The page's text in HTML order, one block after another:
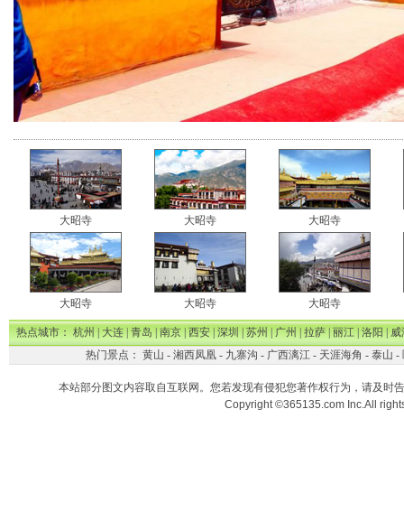
大昭寺 大昭寺 大昭寺
大昭寺 大昭寺 大昭寺
热点城市：杭州|大连|青岛|南京|西安|深圳|苏州|广州|拉萨|丽江|洛阳|威
热门景点： 黄山 - 湘西凤凰- 九寨沟 - 广西漓江- 天涯海角 - 泰山 -
本站部分图文内容取自互联网。您若发现有侵犯您著作权行为，请及时
Copyright ©365135.com Inc.All